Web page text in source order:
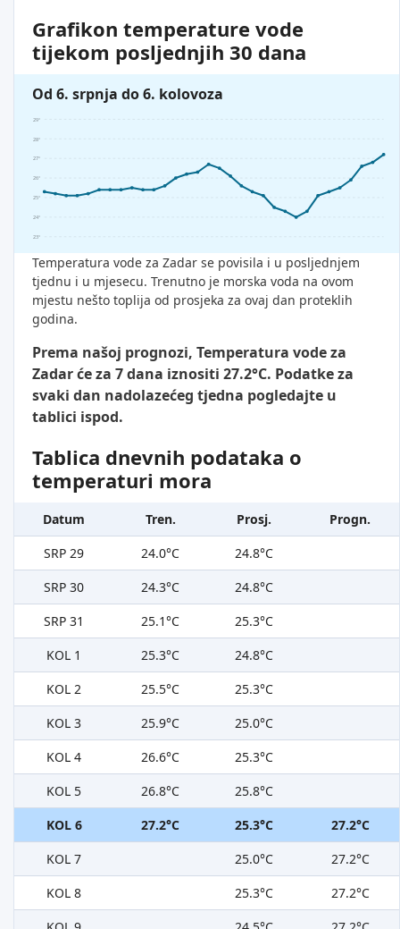
Grafikon temperature vode
tijekom posljednjih 30 dana
Od 6. srpnja do 6. kolovoza
23°
24°
25°
26°
27°
28°
29°
Temperatura vode za Zadar se povisila i u posljednjem
tjednu i u mjesecu. Trenutno je morska voda na ovom
mjestu nešto toplija od prosjeka za ovaj dan proteklih
godina.
Prema našoj prognozi, Temperatura vode za
Zadar će za 7 dana iznositi 27.2°C. Podatke za
svaki dan nadolazećeg tjedna pogledajte u
tablici ispod.
Tablica dnevnih podataka o
temperaturi mora
Datum Tren. Prosj.
Progn.
SRP 29
24.0°C
24.8°C
SRP 30
24.3°C
24.8°C
SRP 31
25.1°C
25.3°C
KOL 1
25.3°C
24.8°C
KOL 2
25.5°C
25.3°C
KOL 3
25.9°C
25.0°C
KOL 4
26.6°C
25.3°C
KOL 5
26.8°C
25.8°C
KOL 6
27.2°C 25.3°C
27.2°C
KOL 7
25.0°C
27.2°C
KOL 8
25.3°C
27.2°C